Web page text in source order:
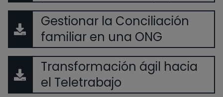
Gestionar la Conciliación
familiar en una ONG
Transformación ágil hacia
el Teletrabajo